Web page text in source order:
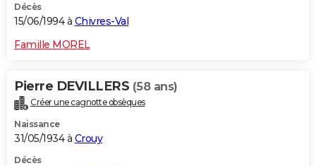
Décès
15/06/1994 à Chivres-Val
Famille MOREL
Pierre DEVILLERS (58 ans)
Créer une cagnotte obsèques
Naissance
31/05/1934 à Crouy
Décès